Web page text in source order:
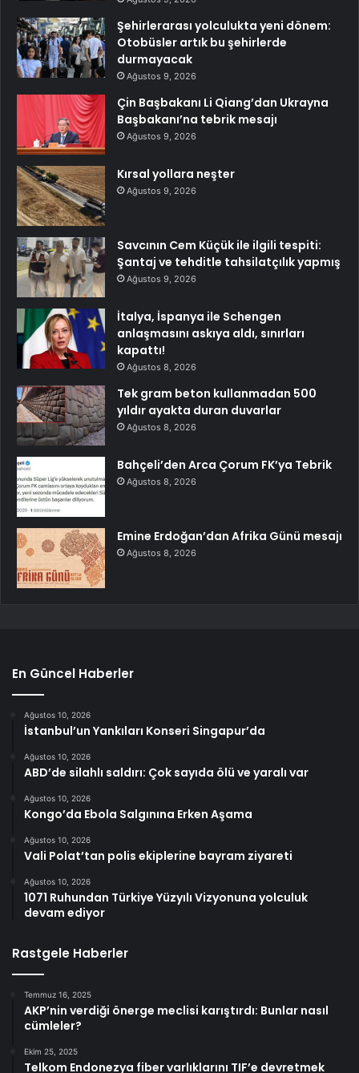
Şehirlerarası yolculukta yeni dönem:
Otobüsler artık bu şehirlerde
durmayacak
Ağustos 9, 2026
Çin Başbakanı Li Qiang’dan Ukrayna
Başbakanı’na tebrik mesajı
Ağustos 9, 2026
Kırsal yollara neşter
Ağustos 9, 2026
Savcının Cem Küçük ile ilgili tespiti:
Şantaj ve tehditle tahsilatçılık yapmış
Ağustos 9, 2026
İtalya, İspanya ile Schengen
anlaşmasını askıya aldı, sınırları
kapattı!
Ağustos 8, 2026
Tek gram beton kullanmadan 500
yıldır ayakta duran duvarlar
Ağustos 8, 2026
Bahçeli’den Arca Çorum FK’ya Tebrik
Ağustos 8, 2026
Emine Erdoğan’dan Afrika Günü mesajı
Ağustos 8, 2026
En Güncel Haberler
Ağustos 10, 2026
İstanbul’un Yankıları Konseri Singapur’da
Ağustos 10, 2026
ABD’de silahlı saldırı: Çok sayıda ölü ve yaralı var
Ağustos 10, 2026
Kongo’da Ebola Salgınına Erken Aşama
Ağustos 10, 2026
Vali Polat’tan polis ekiplerine bayram ziyareti
Ağustos 10, 2026
1071 Ruhundan Türkiye Yüzyılı Vizyonuna yolculuk
devam ediyor
Rastgele Haberler
Temmuz 16, 2025
AKP’nin verdiği önerge meclisi karıştırdı: Bunlar nasıl
cümleler?
Ekim 25, 2025
Telkom Endonezya fiber varlıklarını TIF’e devretmek